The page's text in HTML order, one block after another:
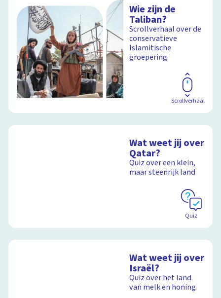
Wie zijn de
Taliban?
Scrollverhaal over de
conservatieve
Islamitische
groepering
Scrollverhaal
Wat weet jij over
Qatar?
Quiz over een klein,
maar steenrijk land
Quiz
Wat weet jij over
Israël?
Quiz over het land
van melk en honing